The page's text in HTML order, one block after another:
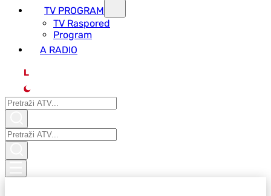
TV PROGRAM
ТV Raspored
Program
A RADIO
L